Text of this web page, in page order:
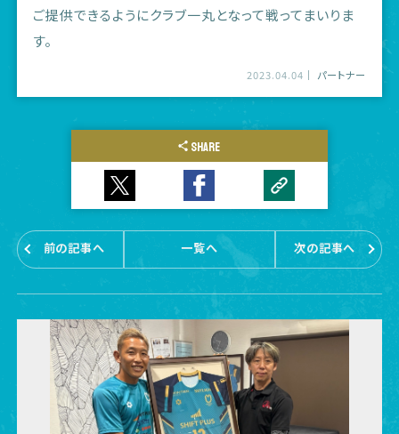
ご提供できるようにクラブ一丸となって戦ってまいりま
す。
2023.04.04 パートナー
SHARE
前の記事へ 一覧へ 次の記事へ